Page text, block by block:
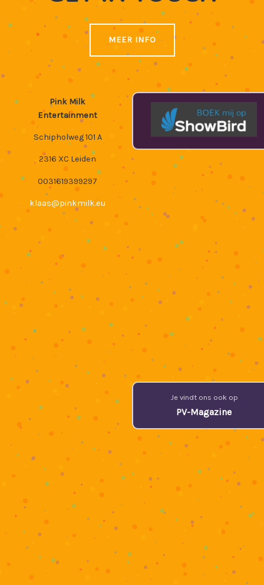
MEER INFO
Pink Milk
Entertainment
Schipholweg 101 A
2316 XC Leiden
0031619399297
klaas@pinkmilk.eu
Je vindt ons ook op
PV-Magazine